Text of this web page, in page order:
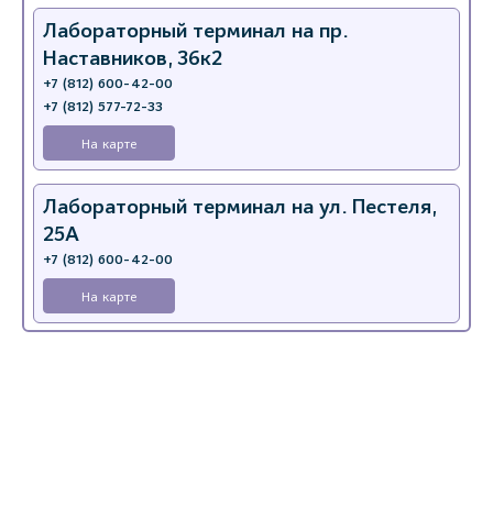
Лабораторный терминал на пр.
Наставников, 36к2
+7 (812) 600-42-00
+7 (812) 577-72-33
На карте
Лабораторный терминал на ул. Пестеля,
25А
+7 (812) 600-42-00
На карте